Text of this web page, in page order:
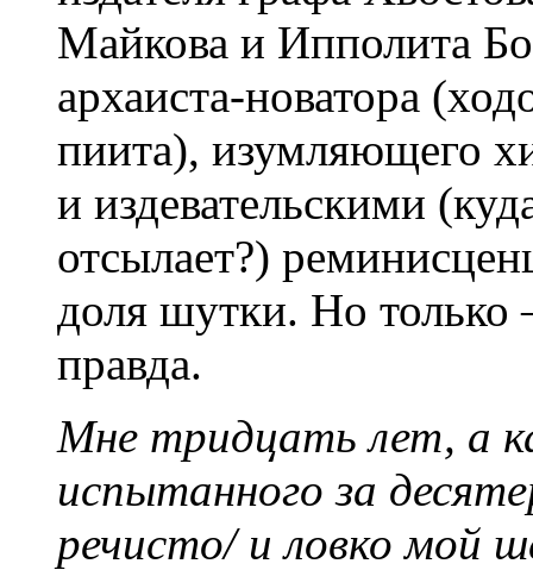
Майкова и Ипполита
архаиста-новатора
пиита), изумляющего
и издевательскими
отсылает?)
доля шутки. Но
правда.
Мне тридцать лет, а
испытанного за
речисто/ и ловко мой